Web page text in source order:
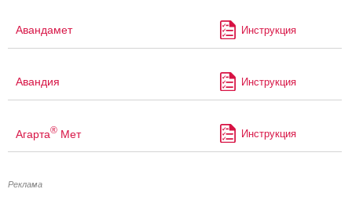
Авандамет Инструкция
Авандия Инструкция
Агарта® Мет Инструкция
Реклама